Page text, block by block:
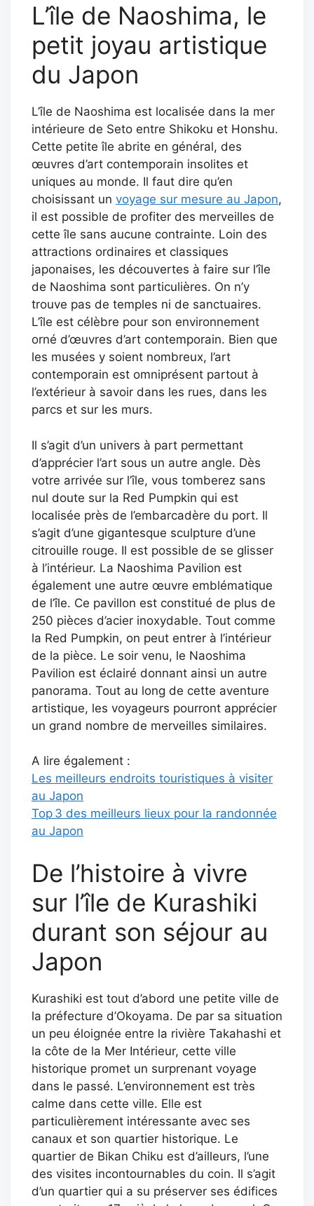
L’île de Naoshima, le
petit joyau artistique
du Japon
L’île de Naoshima est localisée dans la mer
intérieure de Seto entre Shikoku et Honshu.
Cette petite île abrite en général, des
œuvres d’art contemporain insolites et
uniques au monde. Il faut dire qu’en
choisissant un voyage sur mesure au Japon,
il est possible de profiter des merveilles de
cette île sans aucune contrainte. Loin des
attractions ordinaires et classiques
japonaises, les découvertes à faire sur l’île
de Naoshima sont particulières. On n’y
trouve pas de temples ni de sanctuaires.
L’île est célèbre pour son environnement
orné d’œuvres d’art contemporain. Bien que
les musées y soient nombreux, l’art
contemporain est omniprésent partout à
l’extérieur à savoir dans les rues, dans les
parcs et sur les murs.
Il s’agit d’un univers à part permettant
d’apprécier l’art sous un autre angle. Dès
votre arrivée sur l’île, vous tomberez sans
nul doute sur la Red Pumpkin qui est
localisée près de l’embarcadère du port. Il
s’agit d’une gigantesque sculpture d’une
citrouille rouge. Il est possible de se glisser
à l’intérieur. La Naoshima Pavilion est
également une autre œuvre emblématique
de l’île. Ce pavillon est constitué de plus de
250 pièces d’acier inoxydable. Tout comme
la Red Pumpkin, on peut entrer à l’intérieur
de la pièce. Le soir venu, le Naoshima
Pavilion est éclairé donnant ainsi un autre
panorama. Tout au long de cette aventure
artistique, les voyageurs pourront apprécier
un grand nombre de merveilles similaires.
A lire également :
Les meilleurs endroits touristiques à visiter
au Japon
Top 3 des meilleurs lieux pour la randonnée
au Japon
De l’histoire à vivre
sur l’île de Kurashiki
durant son séjour au
Japon
Kurashiki est tout d’abord une petite ville de
la préfecture d’Okoyama. De par sa situation
un peu éloignée entre la rivière Takahashi et
la côte de la Mer Intérieur, cette ville
historique promet un surprenant voyage
dans le passé. L’environnement est très
calme dans cette ville. Elle est
particulièrement intéressante avec ses
canaux et son quartier historique. Le
quartier de Bikan Chiku est d’ailleurs, l’une
des visites incontournables du coin. Il s’agit
d’un quartier qui a su préserver ses édifices